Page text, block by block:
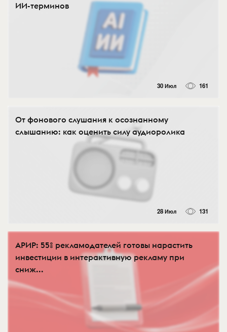
ИИ-терминов
30 Июл 161
От фонового слушания к осознанному
слышанию: как оценить силу аудиоролика
28 Июл 131
АРИР: 55% рекламодателей готовы нарастить
инвестиции в интерактивную рекламу при
сниж...